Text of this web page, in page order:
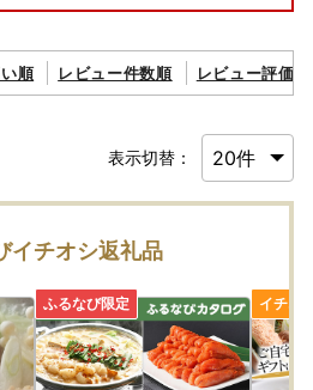
間、お問い合わせへの返信・返礼
何卒ご了承くださいませ。
（日）
（火）
け付けております。
順 レビュー件数順 レビュー評価順
表示切替：
イチオシ返礼品